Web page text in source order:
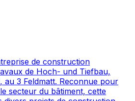
de construction
de Hoch- und Tiefbau,
au 3 Feldmatt. Reconnue pour
secteur du bâtiment, cette